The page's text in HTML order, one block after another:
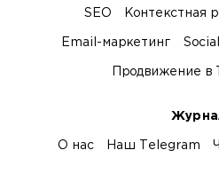
SEO Контекстная
Email-маркетинг
Продвижение в
О нас Наш Telegram